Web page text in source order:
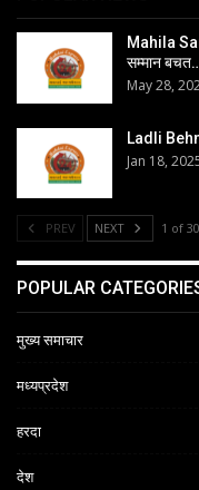
Mahila
सम्मान
May 28,
Ladli
Jan 18,
PREV NEXT 1 of
POPULAR
मुख्य समाचार
मध्यप्रदेश
हरदा
देश